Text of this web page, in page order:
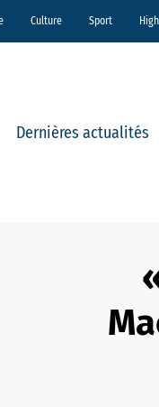
Culture Sport
Dernières actualités